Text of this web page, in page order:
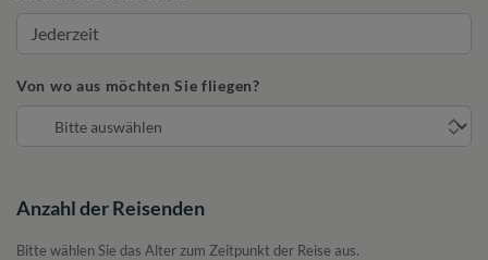
Von wo aus möchten Sie fliegen?
Anzahl der Reisenden
Bitte wählen Sie das Alter zum Zeitpunkt der Reise aus.